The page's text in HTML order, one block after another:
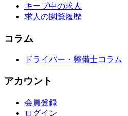
キープ中の求人
求人の閲覧履歴
コラム
ドライバー・整備士コラム
アカウント
会員登録
ログイン